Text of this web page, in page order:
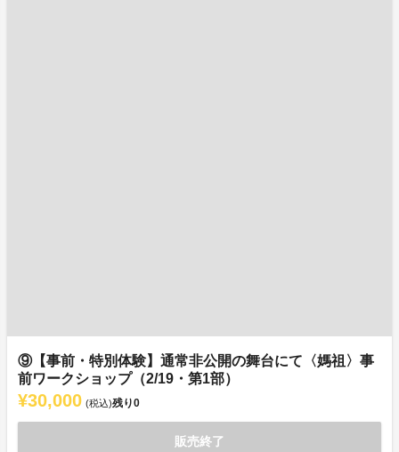
⑨【事前・特別体験】通常非公開の舞台にて〈媽祖〉事
前ワークショップ（2/19・第1部）
¥30,000 (税込)残り0
販売終了